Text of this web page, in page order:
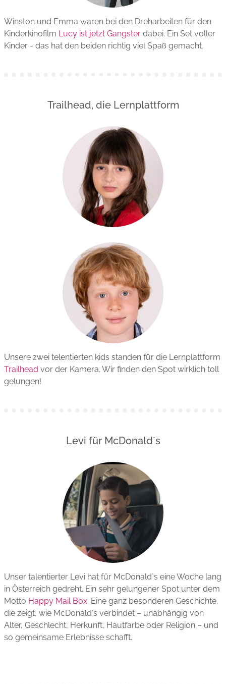
Winston und Emma waren bei den Dreharbeiten für den
Kinderkinofilm Lucy ist jetzt Gangster dabei. Ein Set voller
Kinder - das hat den beiden richtig viel Spaß gemacht.
Trailhead, die Lernplattform
Unsere zwei telentierten kids standen für die Lernplattform
Trailhead vor der Kamera. Wir finden den Spot wirklich toll
gelungen!
Levi für McDonald´s
Unser talentierter Levi hat für McDonald´s eine Woche lang
in Österreich gedreht. Ein sehr gelungener Spot unter dem
Motto Happy Mail Box. Eine ganz besonderen Geschichte,
die zeigt, wie McDonald‘s verbindet – unabhängig von
Alter, Geschlecht, Herkunft, Hautfarbe oder Religion – und
so gemeinsame Erlebnisse schafft.